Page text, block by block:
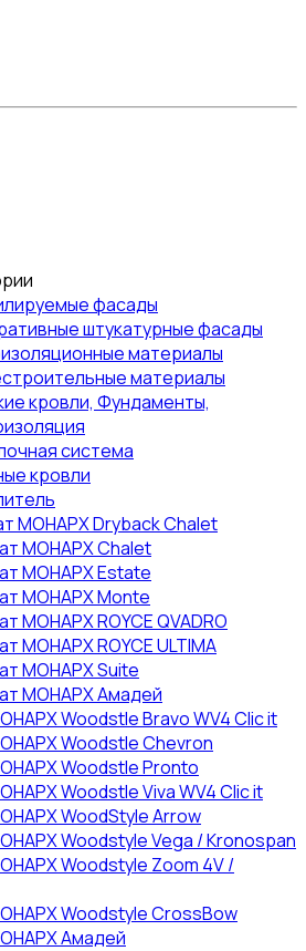
фасады
штукатурные фасады
материалы
материалы
кровли, Фундаменты,
система
кровли
МОНАРХ Dryback Chalet
МОНАРХ Chalet
МОНАРХ Estate
МОНАРХ Monte
МОНАРХ ROYCE QVADRO
МОНАРХ ROYCE ULTIMA
МОНАРХ Suite
МОНАРХ Амадей
Woodstle Bravo WV4 Clic it
Woodstle Chevron
Woodstle Pronto
Woodstle Viva WV4 Clic it
WoodStyle Arrow
Woodstyle Vega / Kronospan
Woodstyle Zoom 4V /
Woodstyle СrossBow
Амадей